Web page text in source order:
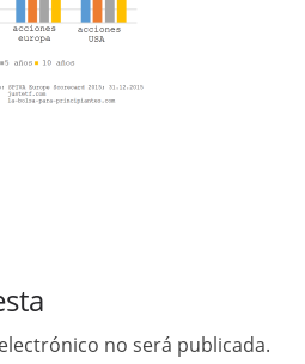
no será publicada.